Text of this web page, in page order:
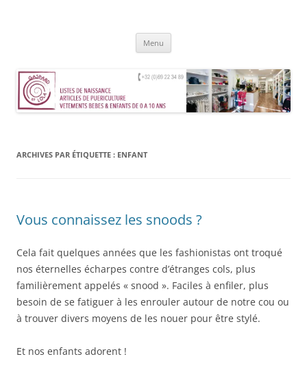
0 à 10 ans
Menu
ARCHIVES PAR ÉTIQUETTE : ENFANT
Vous connaissez les snoods ?
Cela fait quelques années que les fashionistas ont troqué
nos éternelles écharpes contre d’étranges cols, plus
familièrement appelés « snood ». Faciles à enfiler, plus
besoin de se fatiguer à les enrouler autour de notre cou ou
à trouver divers moyens de les nouer pour être stylé.
Et nos enfants adorent !